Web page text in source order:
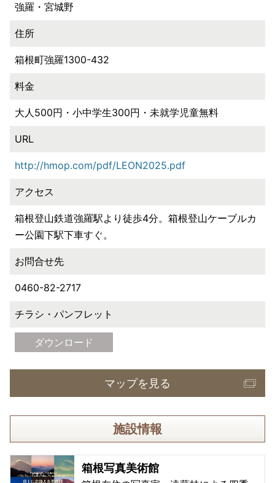
強羅・宮城野
住所
箱根町強羅1300-432
料金
大人500円・小中学生300円・未就学児童無料
URL
http://hmop.com/pdf/LEON2025.pdf
アクセス
箱根登山鉄道強羅駅より徒歩4分。箱根登山ケーブルカ
ー公園下駅下車すぐ。
お問合せ先
0460-82-2717
チラシ・パンフレット
ダウンロード
マップを見る
施設情報
箱根写真美術館